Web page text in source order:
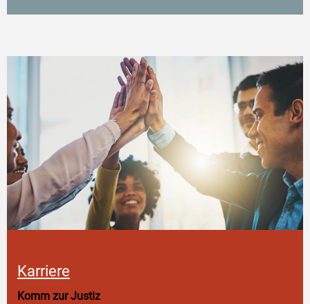
Karriere
Komm zur Justiz